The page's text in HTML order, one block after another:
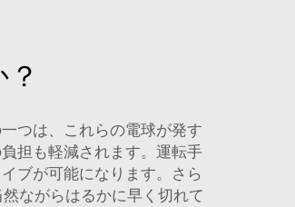
つは、これらの電球が発す
担も軽減されます。運転手
ブが可能になります。さら
ながらはるかに早く切れて